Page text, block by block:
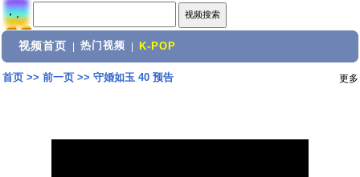
视频首页 热门视频 K-POP
首页>> 前一页>> 守婚如玉 40 预告 更多